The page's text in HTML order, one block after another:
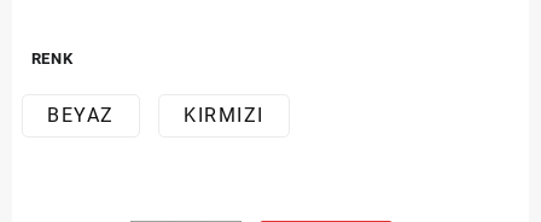
RENK
BEYAZ KIRMIZI